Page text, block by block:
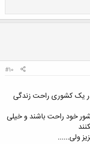
#10
یک کشوری راحت زندگی
خود راحت باشند و خیلی
ولی......